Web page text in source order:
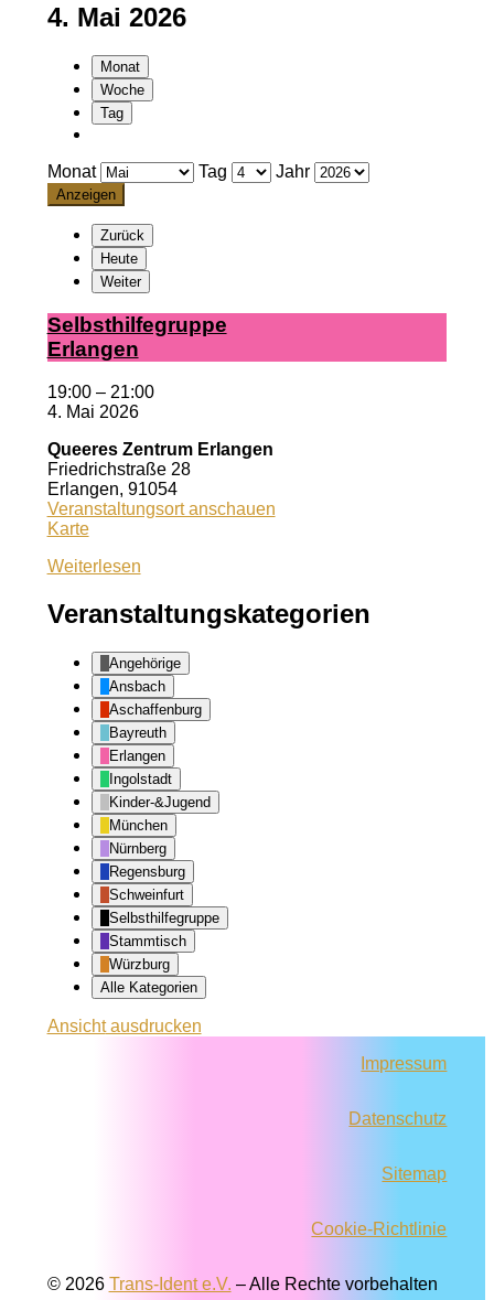
4. Mai 2026
Monat
Woche
Tag
Monat Tag Jahr
Zurück
Heute
Weiter
Selbst­hil­fe­grup­pe
Er­lan­gen
19:00 – 21:00
4. Mai 2026
Queeres Zentrum Erlangen
Friedrichstraße 28
Erlangen, 91054
Veranstaltungsort anschauen
KarteQueeres
Erlangen
Weiterlesen
Veranstaltungskategorien
Angehörige
Ansbach
Aschaffenburg
Bayreuth
Erlangen
Ingolstadt
Kinder-&Jugend
München
Nürnberg
Regensburg
Schweinfurt
Selbsthilfegruppe
Stammtisch
Würzburg
Alle Kategorien
Ansichtausdrucken
Impressum
Datenschutz
Sitemap
Cookie-Richtlinie
© 2026 Trans-Ident e.V. – Alle Rechte vorbehalten